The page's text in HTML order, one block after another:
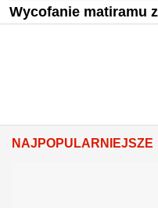
Wycofanie matiramu
NAJPOPULARNIEJSZE